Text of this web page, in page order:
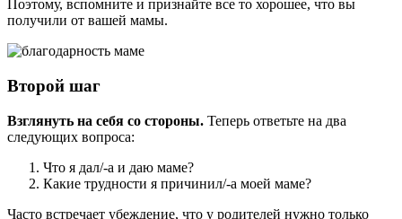
Поэтому, вспомните и признайте все то хорошее, что вы
получили от вашей мамы.
Второй шаг
Взглянуть на себя со стороны. Теперь ответьте на два
следующих вопроса:
Что я дал/-а и даю маме?
Какие трудности я причинил/-а моей маме?
Часто встречает убеждение, что у родителей нужно только